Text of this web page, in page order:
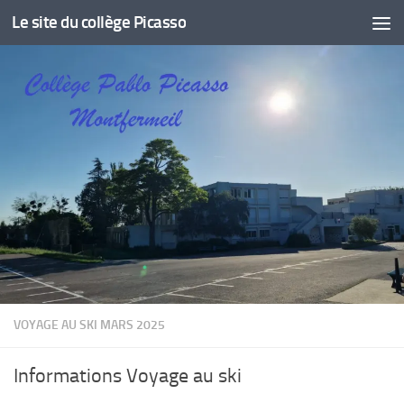
Skip to content
Le site du collège Picasso
VOYAGE AU SKI MARS 2025
Informations Voyage au ski